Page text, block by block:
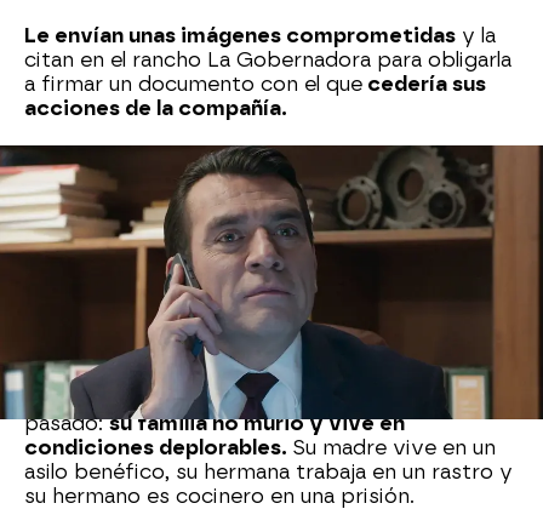
Le envían unas imágenes comprometidas y la
citan en el rancho La Gobernadora para obligarla
a firmar un documento con el que cedería sus
acciones de la compañía.
La tía de Elsa no está dispuesta a ceder a sus
amenazas.
El padre de Elena pretende publicar
las fotografías en redes sociales, donde se la ve
en actitud cariñosa con un hombre. Irene es una
mujer discreta y respetable, pero s
permitir que él siga al frente de la empresa.
Sin embargo, Irene también guarda un as bajo la
manga. Si Armando difunde esas imágenes, ella
está dispuesta a contar toda la verdad sobre su
pasado:su familia no murió y vive en
condiciones deplorables. Su madre vive en un
asilo benéfico, su hermana trabaja en un rastro y
su hermano es cocinero en una prisión.